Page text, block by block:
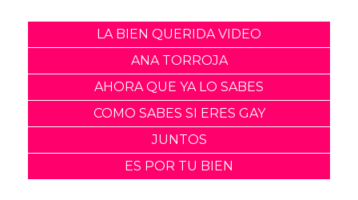
LA BIEN QUERIDA VIDEO
ANA TORROJA
AHORA QUE YA LO SABES
COMO SABES SI ERES GAY
JUNTOS
ES POR TU BIEN